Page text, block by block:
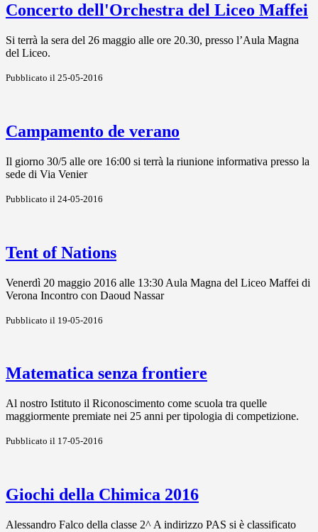
Concerto dell'Orchestra del Liceo Maffei
Si terrà la sera del 26 maggio alle ore 20.30, presso l’Aula Magna
del Liceo.
Pubblicato il 25-05-2016
Campamento de verano
Il giorno 30/5 alle ore 16:00 si terrà la riunione informativa presso la
sede di Via Venier
Pubblicato il 24-05-2016
Tent of Nations
Venerdì 20 maggio 2016 alle 13:30 Aula Magna del Liceo Maffei di
Verona Incontro con Daoud Nassar
Pubblicato il 19-05-2016
Matematica senza frontiere
Al nostro Istituto il Riconoscimento come scuola tra quelle
maggiormente premiate nei 25 anni per tipologia di competizione.
Pubblicato il 17-05-2016
Giochi della Chimica 2016
Alessandro Falco della classe 2^ A indirizzo PAS si è classificato